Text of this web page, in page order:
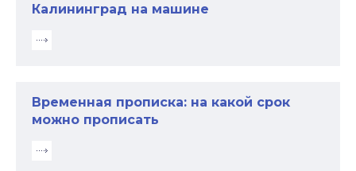
Калининград на машине
Временная прописка: на какой срок
можно прописать